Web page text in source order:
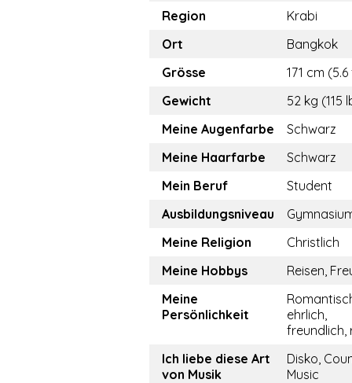
Region
Krabi
Ort
Bangkok
Grösse
171 cm
Gewicht
52 kg (115
Meine Augenfarbe
Schwarz
Meine Haarfarbe
Schwarz
Mein Beruf
Student
Ausbildungsniveau
Meine Religion
Christlich
Meine Hobbys
Reisen,
Meine
Persönlichkeit
ehrlich,
freundlich,
Ich liebe diese Art
von Musik
Disko,
Music